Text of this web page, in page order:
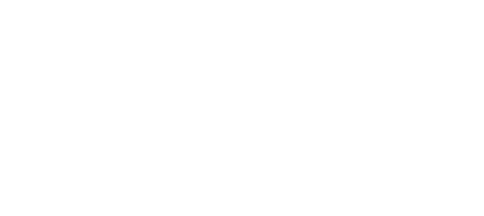
102,09 per ton voor